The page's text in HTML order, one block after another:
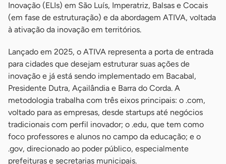
Inovação (ELIs) em São Luís, Imperatriz, Balsas e Cocais
(em fase de estruturação) e da abordagem ATIVA, voltada
à ativação da inovação em territórios.
Lançado em 2025, o ATIVA representa a porta de entrada
para cidades que desejam estruturar suas ações de
inovação e já está sendo implementado em Bacabal,
Presidente Dutra, Açailândia e Barra do Corda. A
metodologia trabalha com três eixos principais: o .com,
voltado para as empresas, desde startups até negócios
tradicionais com perfil inovador; o .edu, que tem como
foco professores e alunos no campo da educação; e o
.gov, direcionado ao poder público, especialmente
prefeituras e secretarias municipais.